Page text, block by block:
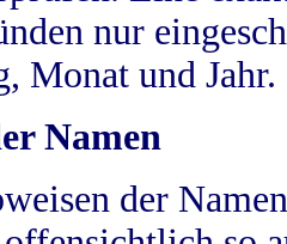
nur
Monat und Jahr.
Namen
der